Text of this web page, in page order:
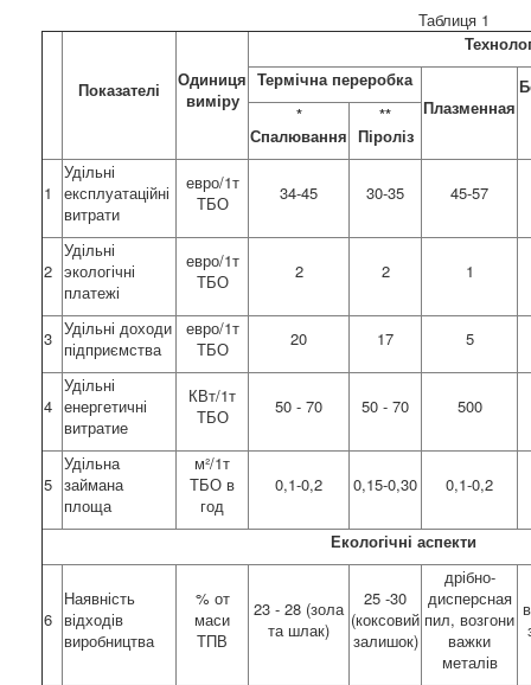
Таблиця 1
Показателі
Одиниця
виміру
Термічна переробка
Плазменная
*
Спалювання
**
Піроліз
1
Удільні
експлуатаційні
витрати
евро/1т
ТБО
34-45 30-35 45-57
2
Удільні
экологічні
платежі
евро/1т
ТБО
2 2 1
3 Удільні доходи
підприємства
евро/1т
ТБО
20 17 5
4
Удільні
енергетичні
витратие
КВт/1т
ТБО
50 - 70 50 - 70 500
5
Удільна
займана
площа
м²/1т
ТБО в
год
0,1-0,2 0,15-0,30 0,1-0,2
Екологічні аспекти
6
Наявність
відходів
виробництва
% от
маси
ТПВ
23 - 28 (зола
та шлак)
25 -30
(коксовий
залишок)
дрібно-
дисперсная
пил, возгони
важки
металів